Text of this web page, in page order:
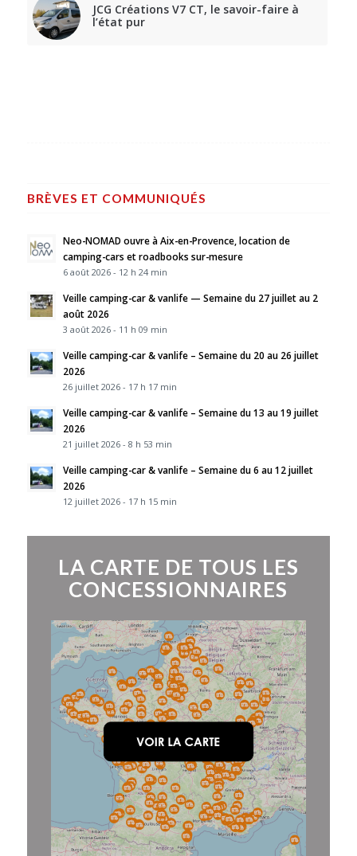
JCG Créations V7 CT, le savoir-faire à
l’état pur
BRÈVES ET COMMUNIQUÉS
Neo-NOMAD ouvre à Aix-en-Provence, location de
camping-cars et roadbooks sur-mesure
6 août 2026 - 12 h 24 min
Veille camping-car & vanlife — Semaine du 27 juillet au 2
août 2026
3 août 2026 - 11 h 09 min
Veille camping-car & vanlife – Semaine du 20 au 26 juillet
2026
26 juillet 2026 - 17 h 17 min
Veille camping-car & vanlife – Semaine du 13 au 19 juillet
2026
21 juillet 2026 - 8 h 53 min
Veille camping-car & vanlife – Semaine du 6 au 12 juillet
2026
12 juillet 2026 - 17 h 15 min
LA CARTE DE TOUS LES
CONCESSIONNAIRES